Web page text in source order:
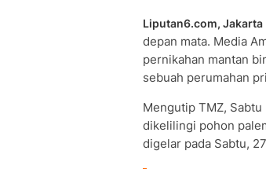
Liputan6.com, Jakarta
depan mata. Media
pernikahan mantan
sebuah perumahan
Mengutip TMZ,
dikelilingi pohon
digelar pada Sabtu,